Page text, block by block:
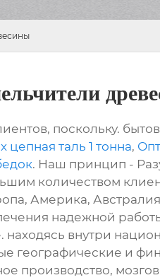
поскольку.
таль 1 тонна,
. Наш принцип -
количеством
Америка,
надежной
внутри
географические и
производство,